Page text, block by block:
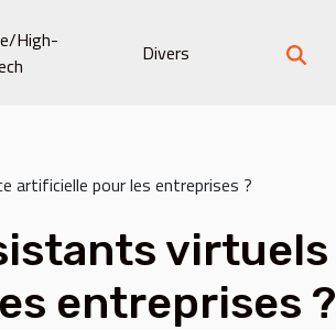
High-
Divers
artificielle pour les entreprises ?
virtuels
entreprises ?